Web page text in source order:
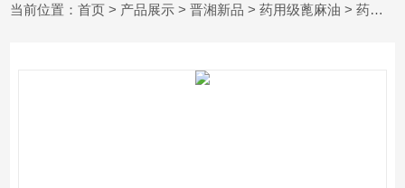
当前位置：首页 > 产品展示 >晋湘新品 >药用级蓖麻油 > 药用级蓖麻油 研发申报使用 500g包装